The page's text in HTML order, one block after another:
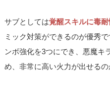
サブとしては覚醒スキルに毒
ミック対策ができるのが優秀
ンボ強化を3つにでき、悪魔キ
め、非常に高い火力が出せるの